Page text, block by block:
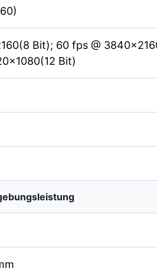
Bit); 60 fps @
Bit)